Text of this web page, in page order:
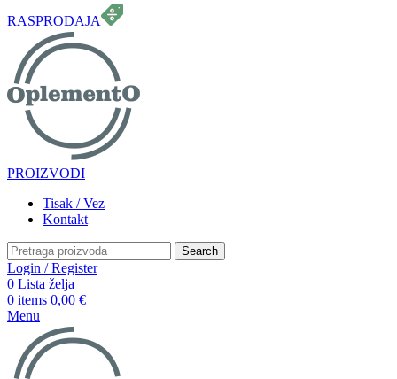
RASPRODAJA
PROIZVODI
Tisak / Vez
Kontakt
Search
Login / Register
0 Lista želja
0 items 0,00 €
Menu